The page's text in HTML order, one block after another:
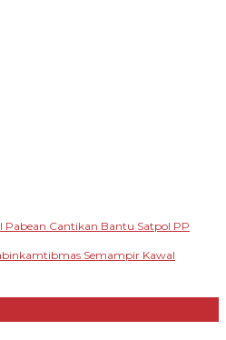
Pabean Cantikan Bantu Satpol PP
Semampir Kawal